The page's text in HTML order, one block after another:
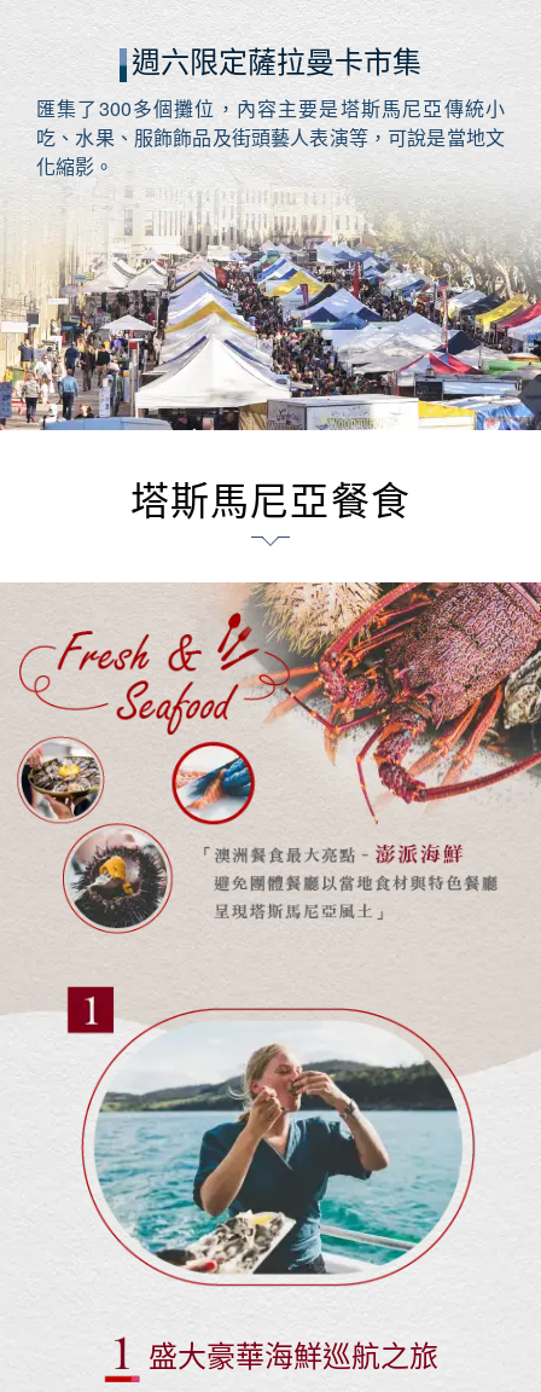
週六限定薩拉曼卡市集
匯集了300多個攤位，內容主要是塔斯馬尼亞傳統小
吃、水果、服飾飾品及街頭藝人表演等，可說是當地文
化縮影。
塔斯馬尼亞餐食
盛大豪華海鮮巡航之旅